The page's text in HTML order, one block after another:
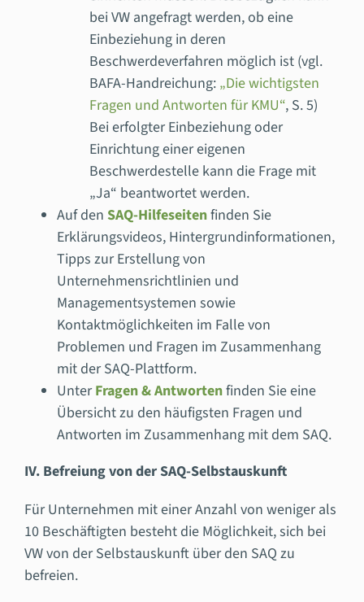
bei VW angefragt werden, ob eine
Einbeziehung in deren
Beschwerdeverfahren möglich ist (vgl.
BAFA-Handreichung: „Die wichtigsten
Fragen und Antworten für KMU“, S. 5)
Bei erfolgter Einbeziehung oder
Einrichtung einer eigenen
Beschwerdestelle kann die Frage mit
„Ja“ beantwortet werden.
Auf den SAQ-Hilfeseitenfinden Sie
Erklärungsvideos, Hintergrundinformationen,
Tipps zur Erstellung von
Unternehmensrichtlinien und
Managementsystemen sowie
Kontaktmöglichkeiten im Falle von
Problemen und Fragen im Zusammenhang
mit der SAQ-Plattform.
UnterFragen & Antwortenfinden Sie eine
Übersicht zu den häufigsten Fragen und
Antworten im Zusammenhang mit dem SAQ.
IV. Befreiung von der SAQ-Selbstauskunft
Für Unternehmen mit einer Anzahl von weniger als
10 Beschäftigten besteht die Möglichkeit, sich bei
VW von der Selbstauskunft über den SAQ zu
befreien.